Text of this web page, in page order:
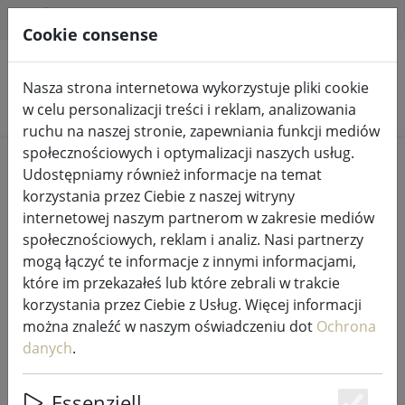
Szukaj produktów
Home Wróżki i oświetlenie Wróżki
Przedłużacz lampionów Sirius
Tech-Line 230V 15 m czarny
Cookie consense
Nasza strona internetowa wykorzystuje pliki cookie
w celu personalizacji treści i reklam, analizowania
ruchu na naszej stronie, zapewniania funkcji mediów
społecznościowych i optymalizacji naszych usług.
Udostępniamy również informacje na temat
korzystania przez Ciebie z naszej witryny
internetowej naszym partnerom w zakresie mediów
społecznościowych, reklam i analiz. Nasi partnerzy
mogą łączyć te informacje z innymi informacjami,
które im przekazałeś lub które zebrali w trakcie
korzystania przez Ciebie z Usług. Więcej informacji
można znaleźć w naszym oświadczeniu dot Ochrona
danych.